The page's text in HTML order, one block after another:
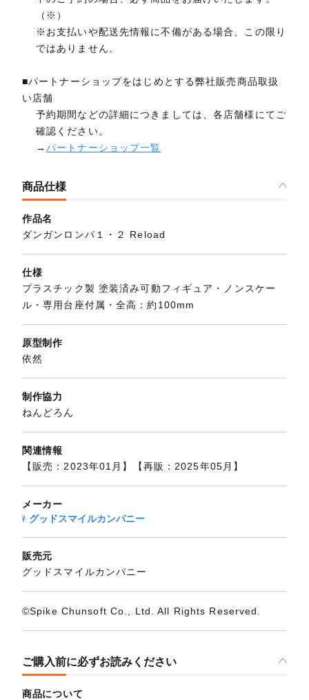
（※）
※お支払いや配送先情報に不備がある場合、この限り
ではありません。
■パートナーショップをはじめとする弊社販売商品取扱
い店舗
予約期間などの詳細につきましては、各店舗様にてご
確認ください。
→パートナーショップ一覧
商品仕様
作品名
ダンガンロンパ１・２ Reload
仕様
プラスチック製 塗装済み可動フィギュア・ノンスケー
ル・専用台座付属・全高：約100mm
原型制作
依然
制作協力
ねんどろん
関連情報
【販売：2023年01月】【再販：2025年05月】
メーカー
グッドスマイルカンパニー
販売元
グッドスマイルカンパニー
©Spike Chunsoft Co., Ltd. All Rights Reserved.
ご購入前に必ずお読みください
商品について